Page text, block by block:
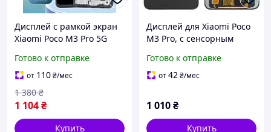
Дисплей с рамкой экран
Xiaomi Poco M3 Pro 5G
сенсор в сборе, Модуль
Ксиоми Поко М3 Про
Готово к отправке
от 110₴/мес
1 104₴
1 380 ₴
Купить
Дисплей для Xiaomi Poco
M3 Pro, с сенсорным
(prc)
Готово к отправке
от42₴/мес
1 010₴
Купить